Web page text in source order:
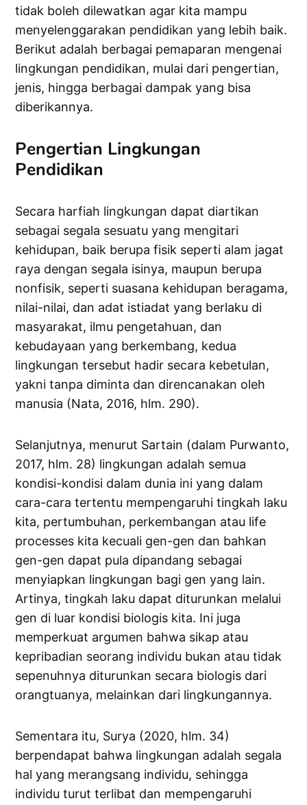
tidak boleh dilewatkan agar kita mampu
menyelenggarakan pendidikan yang lebih baik.
Berikut adalah berbagai pemaparan mengenai
lingkungan pendidikan, mulai dari pengertian,
jenis, hingga berbagai dampak yang bisa
diberikannya.
Pengertian Lingkungan
Pendidikan
Secara harfiah lingkungan dapat diartikan
sebagai segala sesuatu yang mengitari
kehidupan, baik berupa fisik seperti alam jagat
raya dengan segala isinya, maupun berupa
nonfisik, seperti suasana kehidupan beragama,
nilai-nilai, dan adat istiadat yang berlaku di
masyarakat, ilmu pengetahuan, dan
kebudayaan yang berkembang, kedua
lingkungan tersebut hadir secara kebetulan,
yakni tanpa diminta dan direncanakan oleh
manusia (Nata, 2016, hlm. 290).
Selanjutnya, menurut Sartain (dalam Purwanto,
2017, hlm. 28) lingkungan adalah semua
kondisi-kondisi dalam dunia ini yang dalam
cara-cara tertentu mempengaruhi tingkah laku
kita, pertumbuhan, perkembangan atau life
processes kita kecuali gen-gen dan bahkan
gen-gen dapat pula dipandang sebagai
menyiapkan lingkungan bagi gen yang lain.
Artinya, tingkah laku dapat diturunkan melalui
gen di luar kondisi biologis kita. Ini juga
memperkuat argumen bahwa sikap atau
kepribadian seorang individu bukan atau tidak
sepenuhnya diturunkan secara biologis dari
orangtuanya, melainkan dari lingkungannya.
Sementara itu, Surya (2020, hlm. 34)
berpendapat bahwa lingkungan adalah segala
hal yang merangsang individu, sehingga
individu turut terlibat dan mempengaruhi